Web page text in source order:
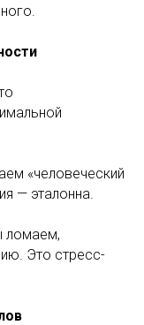
«человеческий
— эталонна.
ломаем,
Это стресс-